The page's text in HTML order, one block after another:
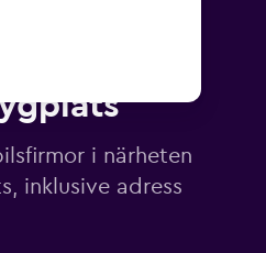
i närheten
inklusive adress